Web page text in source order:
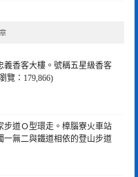
義香客大樓。號稱五星級香客
覽：179,866)
步道Ｏ型環走。樟腦寮火車站
一無二與鐵道相依的登山步道